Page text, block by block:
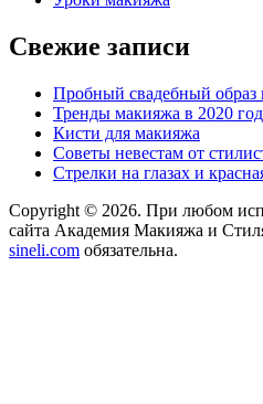
Свежие записи
Пробный свадебный образ
Тренды макияжа в 2020
Кисти для макияжа
Советы невестам от
Стрелки на глазах и
Copyright © 2026. При любом
сайта Академия Макияжа и
sineli.com обязательна.